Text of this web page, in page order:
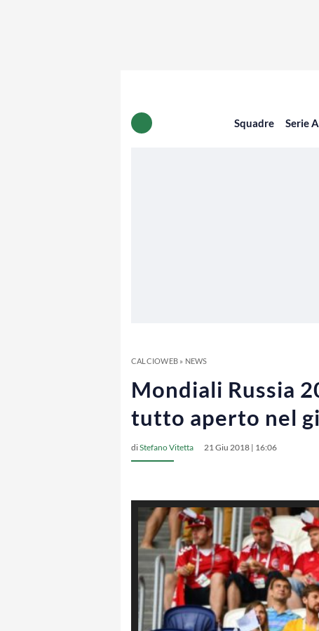
Squadre Serie A
CALCIOWEB» NEWS
Mondiali Russia
tutto aperto nel
diStefano Vitetta 21 Giu 2018 | 16:06